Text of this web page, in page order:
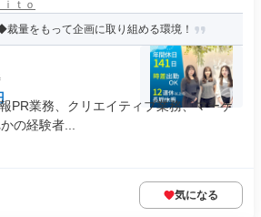
ｔｏ
量をもって企画に取り組める環境！
PR業務、クリエイティブ業務、マーケ
の経験者...
気になる